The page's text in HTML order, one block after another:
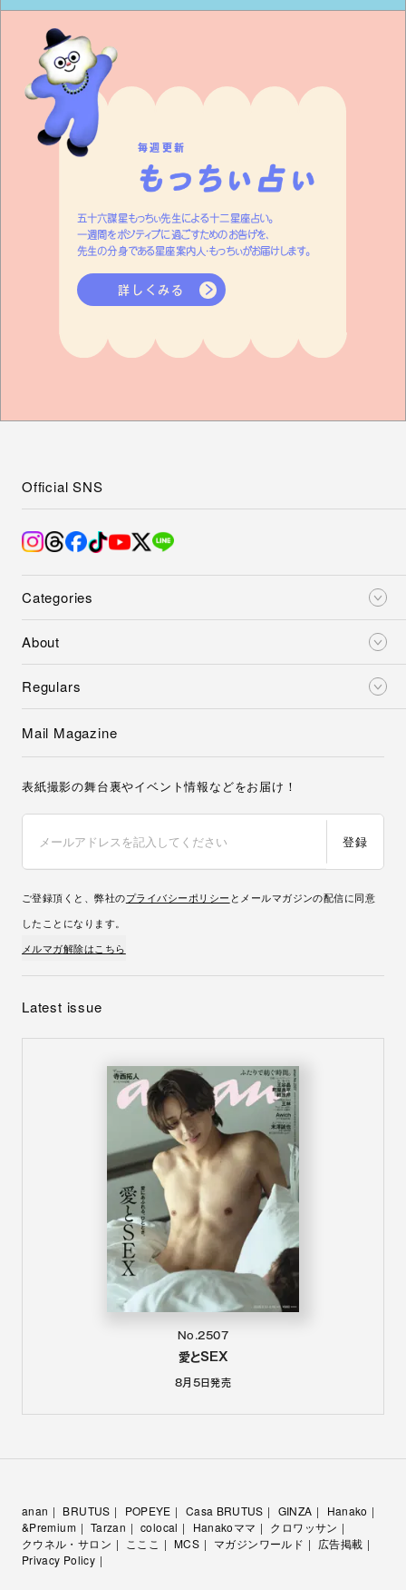
毎週更新
五十六謀星もっちぃ先生による十二星座占い。
一週間をポジティブに過ごすためのお告げを、
先生の分身である星座案内人・もっちぃがお届けします。
詳しくみる
Categories
About
Regulars
Official SNS
Mail Magazine
表紙撮影の舞台裏やイベント情報などをお届け！
登録
ご登録頂くと、弊社のプライバシーポリシー とメールマガジンの配信に同意
したことになります。
メルマガ解除はこちら
Latest issue
No.2507
愛とSEX
8月5日発売
anan BRUTUS POPEYE Casa BRUTUS GINZA
Hanako
&Premium
Tarzan colocal Hanakoママ
クロワッサン
クウネル・サロン
こここ MCS マガジンワールド
広告掲載
Privacy Policy